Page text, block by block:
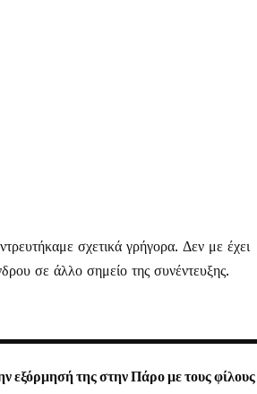
σχετικά γρήγορα. Δεν με έχει
σε άλλο σημείο της συνέντευξης.
της στην Πάρο με τους φίλους